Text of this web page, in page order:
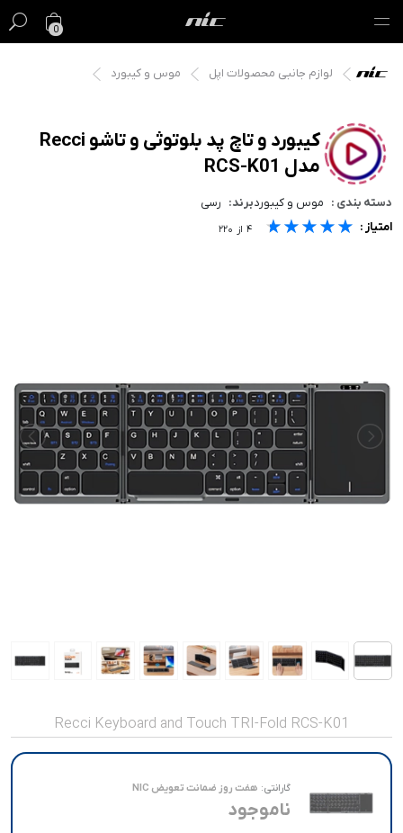
0
گیفت کارت
مک
آیفون
صدا و تصویر
قیمت روز
محصولات کارکرده
لوازم جانبی محصولات اپل موس و کیبورد
Recci Keyboard and Touch TRI-Fold RCS-K01
گارانتی: هفت روز ضمانت تعویض NIC
ناموجود
کیبورد و تاچ پد بلوتوثی و تاشو Recci
مدل RCS-K01
دسته بندی : موس و کیبوردبرند: رسی
امتیاز : ★★★★★
★★★★★
★★★★★ ۴ از ۲۲۰